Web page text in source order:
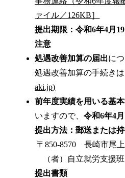
ァイル／126KB］
提出期限：令和6年4月
注意
処遇改善加算の届出に
処遇改善加算の手続き
aki.jp)
前年度実績を用いる基
いますので、令和6年4
提出方法：郵送または
〒850-8570 長崎市尾
（者）自立就労支援
提出書類